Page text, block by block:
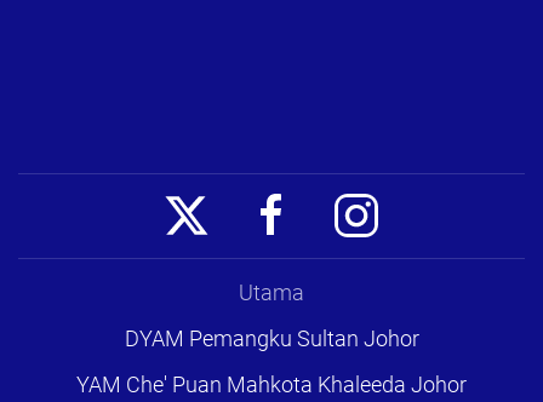
Utama
DYAM Pemangku Sultan Johor
YAM Che' Puan Mahkota Khaleeda Johor